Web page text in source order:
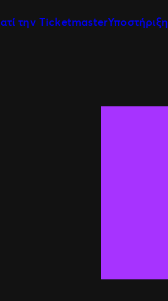
την TicketmasterΥποστήριξη